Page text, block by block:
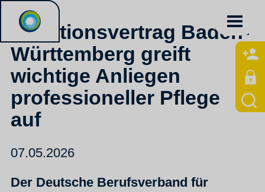
Koalitionsvertrag Baden-
Württemberg greift
wichtige Anliegen
professioneller Pflege
auf
07.05.2026
Der Deutsche Berufsverband für